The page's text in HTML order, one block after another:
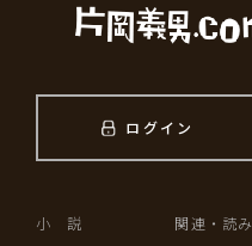
ログイン
小 説 関連・読